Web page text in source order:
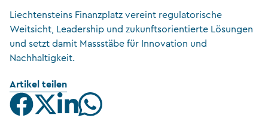
Liechtensteins Finanzplatz vereint regulatorische
Weitsicht, Leadership und zukunftsorientierte Lösungen
und setzt damit Massstäbe für Innovation und
Nachhaltigkeit.
Artikel teilen